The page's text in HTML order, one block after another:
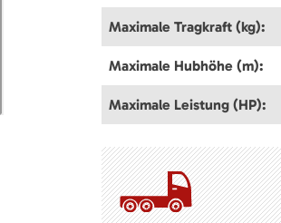
Maximale Tragkraft (kg):
Maximale Hubhöhe (m):
Maximale Leistung (HP):